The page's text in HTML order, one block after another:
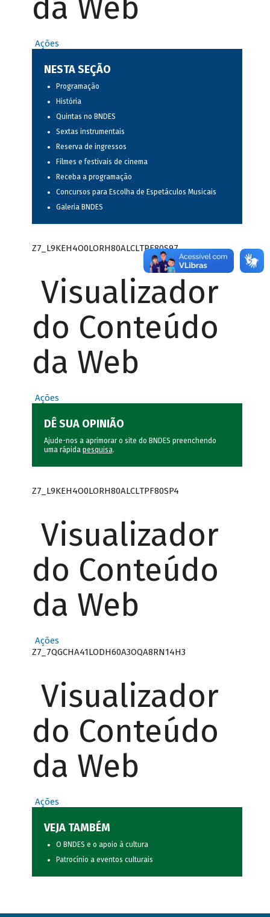
da Web
Ações
NESTA SEÇÃO
Programação
História
Quintas no BNDES
Sextas instrumentais
Reserva de ingressos
Filmes e festivais de cinema
Receba a programação
Concursos para Escolha de Espetáculos Musicais
Galeria BNDES
Z7_L9KEH4O0LORH80ALCLTPF80S97
Visualizador
do Conteúdo
da Web
Ações
DÊ SUA OPINIÃO
Ajude-nos a aprimorar o site do BNDES preenchendo
uma rápida pesquisa.
Z7_L9KEH4O0LORH80ALCLTPF80SP4
Visualizador
do Conteúdo
da Web
Ações
Z7_7QGCHA41LODH60A3OQA8RN14H3
Visualizador
do Conteúdo
da Web
Ações
VEJA TAMBÉM
O BNDES e o apoio à cultura
Patrocínio a eventos culturais